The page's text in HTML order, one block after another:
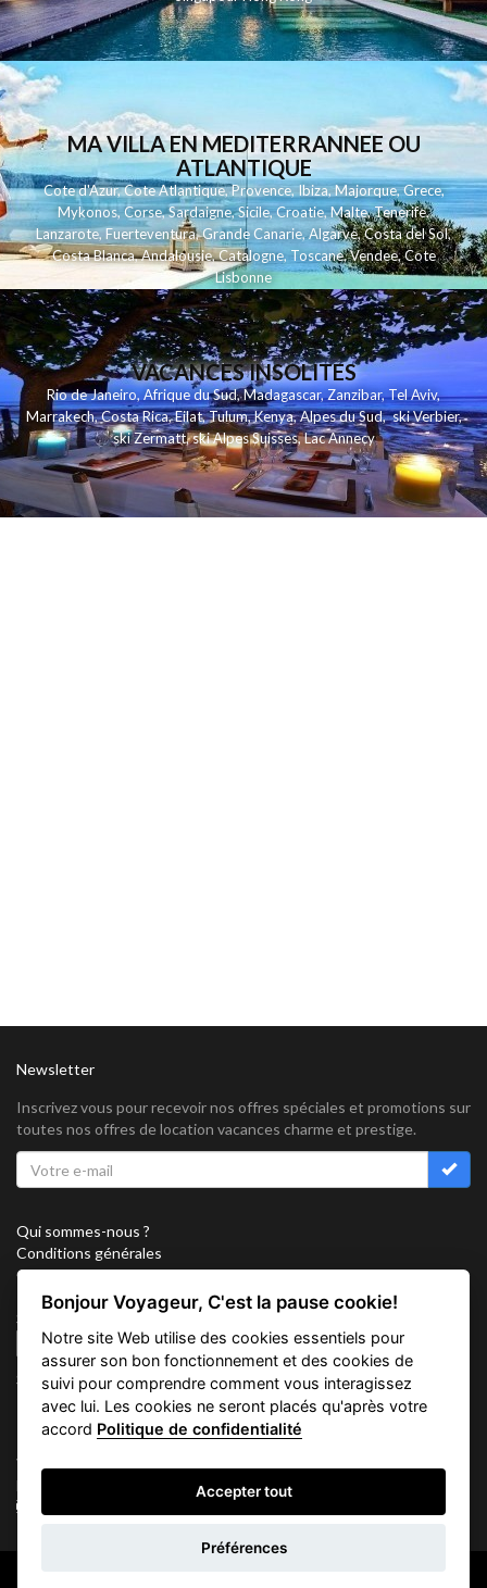
d'informations
MA VILLA EN MEDITERRANNEE OU
ATLANTIQUE
Cote d'Azur,Cote Atlantique,Provence,Ibiza,Majorque,Grece,
Mykonos,Corse,Sardaigne,Sicile,Croatie,Malte,Tenerife,
Lanzarote,Fuerteventura,Grande Canarie,Algarve,Costa del Sol,
Costa Blanca,Andalousie,Catalogne,Toscane,Vendee,Cote
Lisbonne
VACANCES INSOLITES
Rio de Janeiro,Afrique du Sud,Madagascar,Zanzibar,Tel Aviv,
Marrakech,Costa Rica,Eilat,Tulum,Kenya,Alpes du Sud,ski Verbier,
ski Zermatt,ski Alpes Suisses,Lac Annecy
Newsletter
Inscrivez vous pour recevoir nos offres spéciales et promotions sur
toutes nos offres de location vacances charme et prestige.
Qui sommes-nous ?
Conditions générales
Confidentialité
Partenariat
Sitemap
Cookies
Suivez nous sur
Vacation Key Corp. 2905 Point East Drive #L-215. Aventura.
FLORIDA 33160.
Bonjour Voyageur, C'est la pause cookie!
Notre site Web utilise des cookies essentiels pour
assurer son bon fonctionnement et des cookies de
suivi pour comprendre comment vous interagissez
avec lui. Les cookies ne seront placés qu'après votre
accord Politique de confidentialité
Accepter tout
Préférences